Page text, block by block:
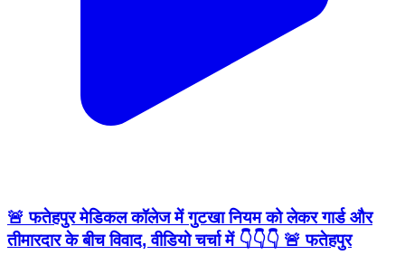
🚨 फतेहपुर मेडिकल कॉलेज में गुटखा नियम को लेकर गार्ड और
तीमारदार के बीच विवाद, वीडियो चर्चा में 👇👇👇 🚨 फतेहपुर